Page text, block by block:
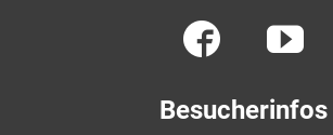
Besucherinfos